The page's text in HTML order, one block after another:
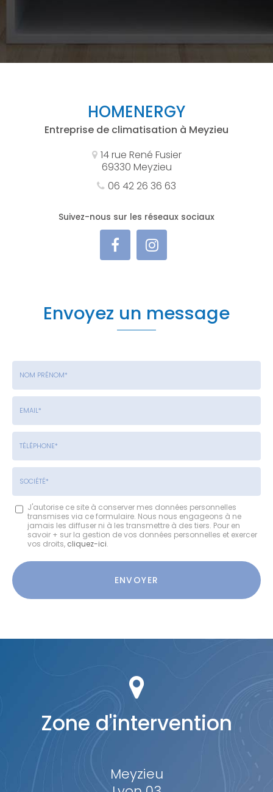
HOMENERGY
Entreprise de climatisation à Meyzieu
14 rue René Fusier
69330 Meyzieu
06 42 26 36 63
Suivez-nous sur les réseaux sociaux
Envoyez un message
Nom
Prénom
*
Email
*
Tél.
SociétéJ'autorise ce site à conserver mes données personnelles
transmises via ce formulaire. Nous nous engageons à ne
jamais les diffuser ni à les transmettre à des tiers. Pour en
savoir + sur la gestion de vos données personnelles et exercer
vos droits, cliquez-ici.
Acceptation
RGPD
*
ENVOYER
Zone d'intervention
Meyzieu